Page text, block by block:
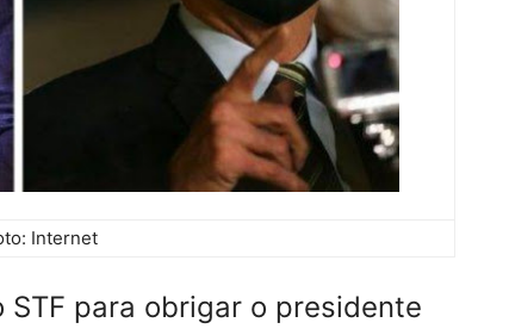
Internet
STF para obrigar o presidente